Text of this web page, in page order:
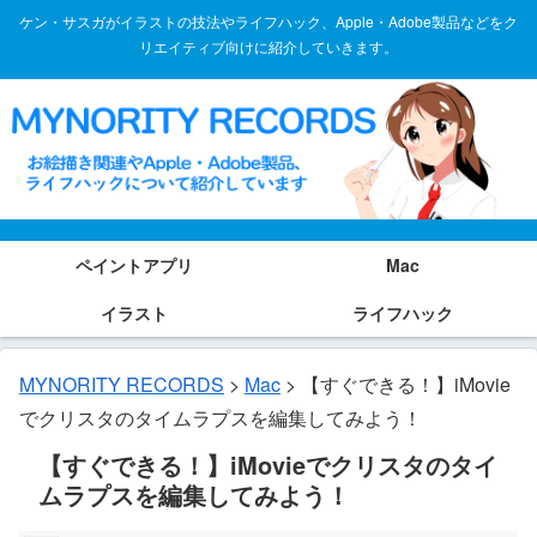
ケン・サスガがイラストの技法やライフハック、Apple・Adobe製品などをク
リエイティブ向けに紹介していきます。
ペイントアプリ
Mac
イラスト
ライフハック
MYNORITY RECORDS > Mac >
【すぐできる！】iMovie
でクリスタのタイムラプスを編集してみよう！
【すぐできる！】iMovieでクリスタのタイ
ムラプスを編集してみよう！